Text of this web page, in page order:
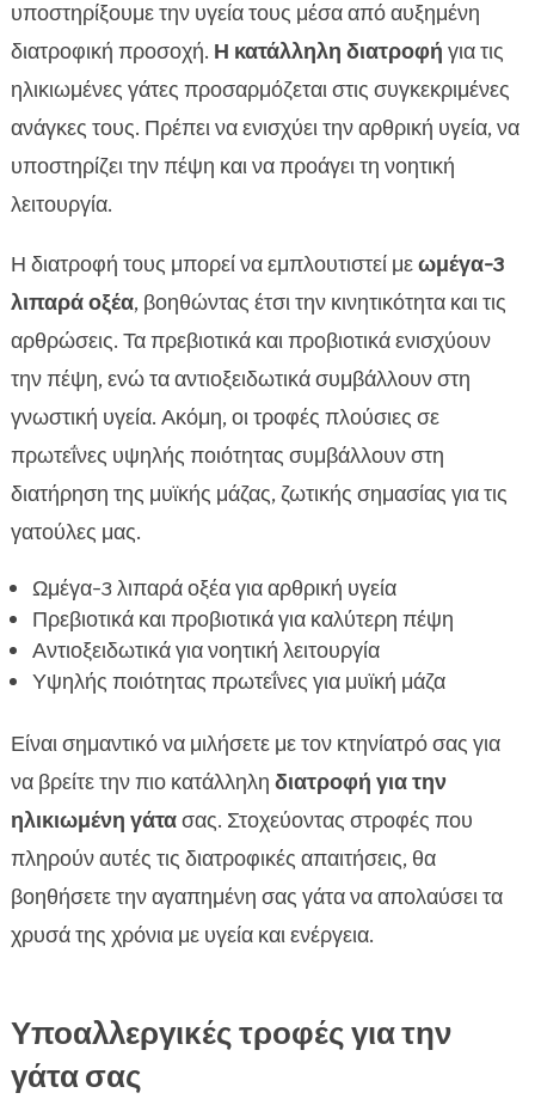
υποστηρίξουμε την υγεία τους μέσα από αυξημένη
διατροφική προσοχή. Η κατάλληλη διατροφή για τις
ηλικιωμένες γάτες προσαρμόζεται στις συγκεκριμένες
ανάγκες τους. Πρέπει να ενισχύει την αρθρική υγεία, να
υποστηρίζει την πέψη και να προάγει τη νοητική
λειτουργία.
Η διατροφή τους μπορεί να εμπλουτιστεί μεωμέγα-3
λιπαρά οξέα, βοηθώντας έτσι την κινητικότητα και τις
αρθρώσεις. Τα πρεβιοτικά και προβιοτικά ενισχύουν
την πέψη, ενώ τα αντιοξειδωτικά συμβάλλουν στη
γνωστική υγεία. Ακόμη, οι τροφές πλούσιες σε
πρωτεΐνες υψηλής ποιότητας συμβάλλουν στη
διατήρηση της μυϊκής μάζας, ζωτικής σημασίας για τις
γατούλες μας.
Ωμέγα-3 λιπαρά οξέα για αρθρική υγεία
Πρεβιοτικά και προβιοτικά για καλύτερη πέψη
Αντιοξειδωτικά για νοητική λειτουργία
Υψηλής ποιότητας πρωτεΐνες για μυϊκή μάζα
Είναι σημαντικό να μιλήσετε με τον κτηνίατρό σας για
να βρείτε την πιο κατάλληλη διατροφή για την
ηλικιωμένη γάτασας. Στοχεύοντας στροφές που
πληρούν αυτές τις διατροφικές απαιτήσεις, θα
βοηθήσετε την αγαπημένη σας γάτα να απολαύσει τα
χρυσά της χρόνια με υγεία και ενέργεια.
Υποαλλεργικές τροφές για την
γάτα σας